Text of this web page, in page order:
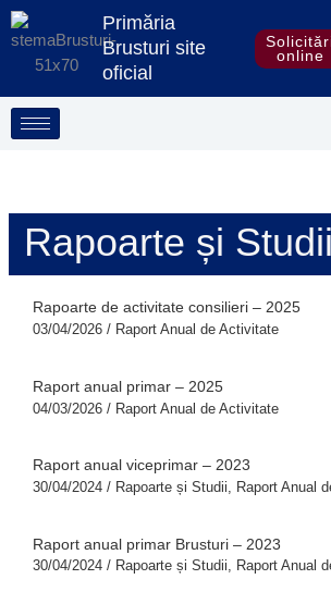
Treci
conținut
Primăria
Brusturi site
oficial
online
Rapoarte și Studii
Rapoarte de activitate consilieri – 2025
03/04/2026 / Raport Anual de Activitate
Raport anual primar – 2025
04/03/2026 / Raport Anual de Activitate
Raport anual viceprimar – 2023
30/04/2024 / Rapoarte și Studii Raport Anual
Raport anual primar Brusturi – 2023
30/04/2024 / Rapoarte și Studii, Raport Anual
S
e
r
c